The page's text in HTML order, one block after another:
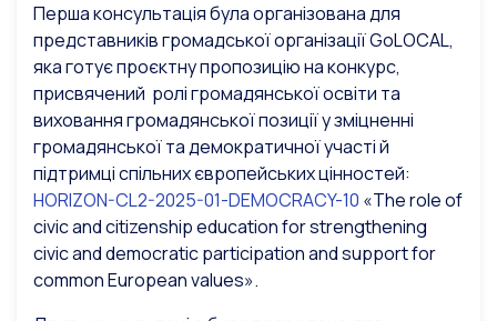
Перша консультація була організована для
представників громадської організації GoLOCAL,
яка готує проєктну пропозицію на конкурс,
присвячений ролі громадянської освіти та
виховання громадянської позиції у зміцненні
громадянської та демократичної участі й
підтримці спільних європейських цінностей:
HORIZON-CL2-2025-01-DEMOCRACY-10 «The role of
civic and citizenship education for strengthening
civic and democratic participation and support for
common European values».